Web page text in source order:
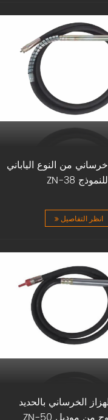
من النوع الياباني
للنموذج ZN-38
انظر التفاصيل
الخرساني بالحديد